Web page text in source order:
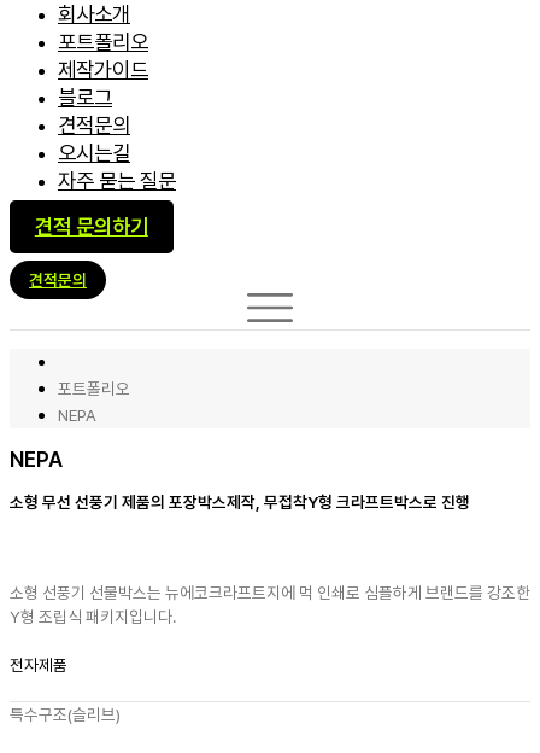
회사소개
포트폴리오
제작가이드
블로그
견적문의
오시는길
자주 묻는 질문
견적 문의하기
견적문의
포트폴리오
NEPA
NEPA
소형 무선 선풍기 제품의 포장박스제작, 무접착Y형 크라프트박스로 진행
소형 선풍기 선물박스는 뉴에코크라프트지에 먹 인쇄로 심플하게 브랜드를 강조한
Y형 조립식 패키지입니다.
전자제품
특수구조(슬리브)